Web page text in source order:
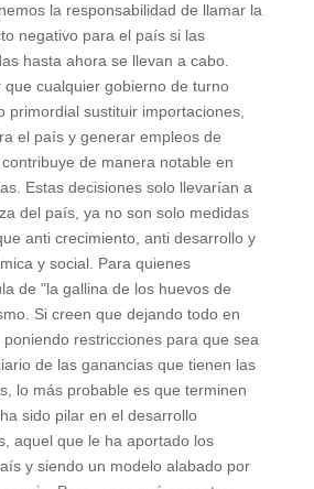
la responsabilidad de llamar la
negativo para el país si las
hasta ahora se llevan a cabo.
que cualquier gobierno de turno
primordial sustituir importaciones,
el país y generar empleos de
de manera notable en
Estas decisiones solo llevarían a
del país, ya no son solo medidas
anti crecimiento, anti desarrollo y
y social. Para quienes
de "la gallina de los huevos de
Si creen que dejando todo en
restricciones para que sea
de las ganancias que tienen las
lo más probable es que terminen
sido pilar en el desarrollo
aquel que le ha aportado los
y siendo un modelo alabado por